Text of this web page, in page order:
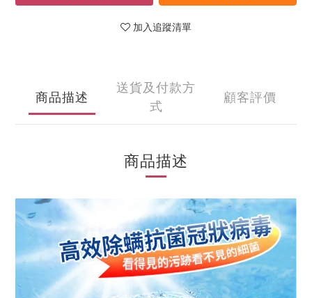
加入追蹤清單
商品描述
送貨及付款方
式
顧客評價
商品描述